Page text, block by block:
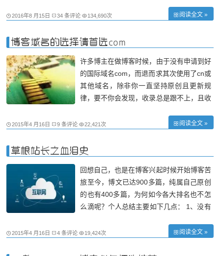
但是没特点，域名很难起名，主要是太贵。
对应有中英意思，所以这前缀很热门，查询
2016年8 月15日 34 条评论 134,690次 阅读全文 »
博客域名的选择请首选com
许多博主在做博客时候，由于没有申请到好
的国际域名com，而退而求其次使用了cn或
其他域名，除非你一直坚持原创且更新规
律，要不你会发现，收录总是跟不上，且收
亲身经历来看，博客域名的选择应该从以下
如果资金允许，可以购买一个简短的com域
名
2015年4 月16日 9 条评论 22,421次 阅读全文 »
草根站长之血泪史
回想自己，也是在博客兴起时候开始博客苦
旅至今，博文已达900多篇，纯属自己原创
的也有400多篇，为何如今各大排名也不怎
么滴呢？个人总结主要如下几点： 1、没有
+博客旅程》的朋友应该大概看出所以了，
2015年4 月16日 4 条评论 19,424次 阅读全文 »